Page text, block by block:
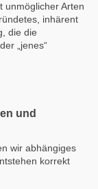
unmöglicher Arten
inhärent
die die
„jenes“
und
wir abhängiges
korrekt